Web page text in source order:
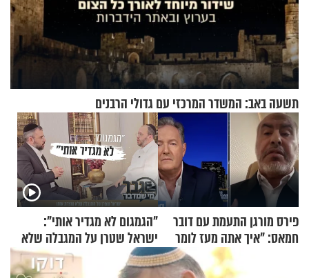
תשעה באב: המשדר המרכזי עם גדולי הרבנים
פירס מורגן התעמת עם דובר
חמאס: "איך אתה מעז לומר
שלא ביצעתם פשעי מלחמה?!"
"הגמגום לא מגדיר אותי":
ישראל שטרן על המגבלה שלא
עוצרת אותו